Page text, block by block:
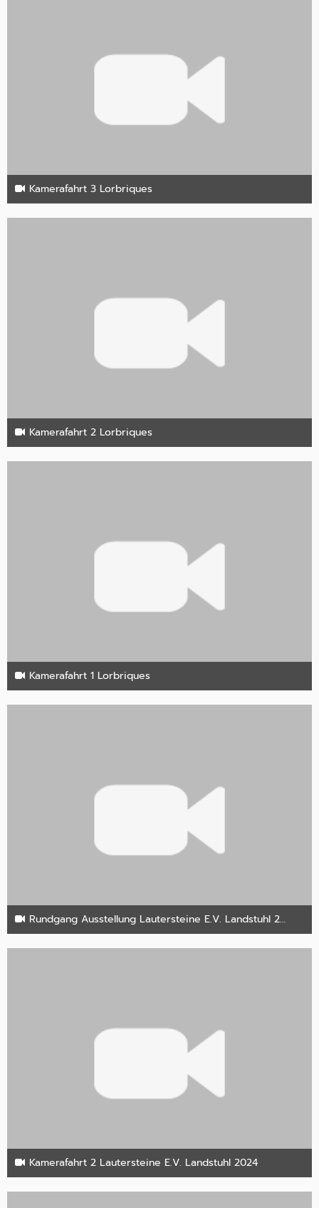
Kamerafahrt 3 Lorbriques
27. Oktober 2024
1
Kamerafahrt 2 Lorbriques
27. Oktober 2024
Kamerafahrt 1 Lorbriques
27. Oktober 2024
Rundgang Ausstellung Lautersteine E.V. Landstuhl 2024
27. Oktober 2024
Kamerafahrt 2 Lautersteine E.V. Landstuhl 2024
27. Oktober 2024